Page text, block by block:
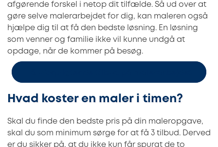
afgørende forskel i netop dit tilfælde. Så ud over at
gøre selve malerarbejdet for dig, kan maleren også
hjælpe dig til at få den bedste løsning. En løsning
som venner og familie ikke vil kunne undgå at
opdage, når de kommer på besøg.
Hvad koster en maler i timen?
Skal du finde den bedste pris på din maleropgave,
skal du som minimum sørge for at få 3 tilbud. Derved
er du sikker på, at du ikke kun får spurgt de to